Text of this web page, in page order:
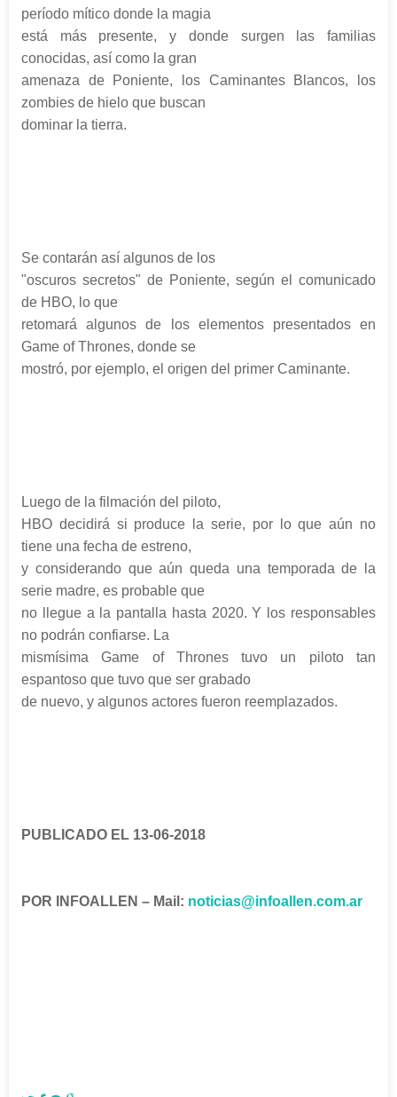
período mítico donde la magia
está más presente, y donde surgen las familias
conocidas, así como la gran
amenaza de Poniente, los Caminantes Blancos, los
zombies de hielo que buscan
dominar la tierra.
Se contarán así algunos de los
"oscuros secretos" de Poniente, según el comunicado
de HBO, lo que
retomará algunos de los elementos presentados en
Game of Thrones, donde se
mostró, por ejemplo, el origen del primer Caminante.
Luego de la filmación del piloto,
HBO decidirá si produce la serie, por lo que aún no
tiene una fecha de estreno,
y considerando que aún queda una temporada de la
serie madre, es probable que
no llegue a la pantalla hasta 2020. Y los responsables
no podrán confiarse. La
mismísima Game of Thrones tuvo un piloto tan
espantoso que tuvo que ser grabado
de nuevo, y algunos actores fueron reemplazados.
PUBLICADO EL 13-06-2018
POR INFOALLEN – Mail: noticias@infoallen.com.ar